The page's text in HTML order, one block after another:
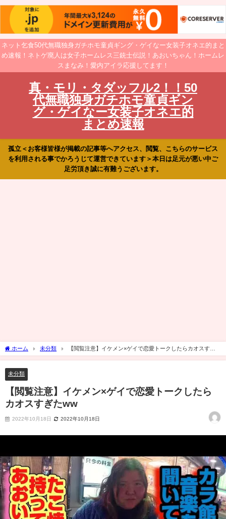
ネット乞食50代無職独身ガチホモ童貞ギング・ゲイなー女装子オネエ的まと
め速報！ネトゲ廃人は女子ホームレス三銃士伝説！あおいちゃん！ホームレ
スまなみ！愛内アイラ応援してます！
真・モリ・タダッフル2！！50
代無職独身ガチホモ童貞ギン
グ・ゲイなー女装子オネエ的
まとめ速報
孤立＜お客様皆様が掲載の記事等へアクセス、閲覧、こちらのサービス
を利用される事でかろうじて運営できています＞本日は足元が悪い中ご
足労頂き誠に有難うございます。
ホーム 未分類
【閲覧注意】イケメン×ゲイで恋愛トークしたらカオスすぎ
たww
未分類
【閲覧注意】イケメン×ゲイで恋愛トークしたら
カオスすぎたww
2022年10月18日 2022年10月18日